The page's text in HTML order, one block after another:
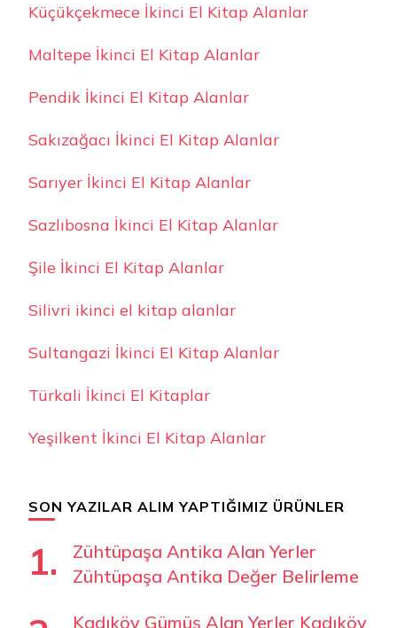
Küçükçekmece İkinci El Kitap Alanlar
Maltepe İkinci El Kitap Alanlar
Pendik İkinci El Kitap Alanlar
Sakızağacı İkinci El Kitap Alanlar
Sarıyer İkinci El Kitap Alanlar
Sazlıbosna İkinci El Kitap Alanlar
Şile İkinci El Kitap Alanlar
Silivri ikinci el kitap alanlar
Sultangazi İkinci El Kitap Alanlar
Türkali İkinci El Kitaplar
Yeşilkent İkinci El Kitap Alanlar
SON YAZILAR ALIM YAPTIĞIMIZ ÜRÜNLER
Zühtüpaşa Antika Alan Yerler
Zühtüpaşa Antika Değer Belirleme
Kadıköy Gümüş Alan Yerler Kadıköy